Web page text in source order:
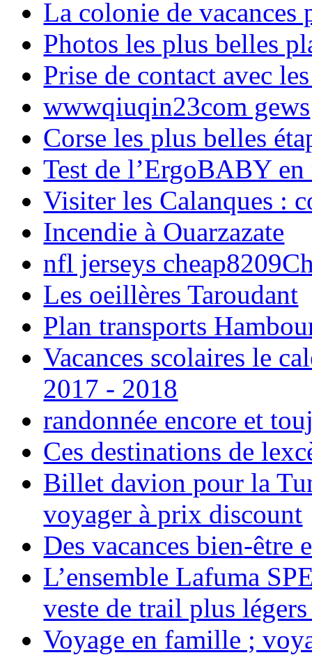
La colonie de vacances
Photos les plus belles
Prise de contact avec
wwwqiuqin23com gews
Corse les plus belles
Test de l’ErgoBABY en
Visiter les Calanques :
Incendie à Ouarzazate
nfl jerseys
Les oeillères Taroudant
Plan transports
Vacances scolaires le
2017 - 2018
randonnée encore et
Ces destinations de
Billet davion pour la
voyager à prix discount
Des vacances bien-être
L’ensemble Lafuma
veste de trail plus
Voyage en famille ;